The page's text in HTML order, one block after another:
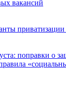
вакансий
поправки о